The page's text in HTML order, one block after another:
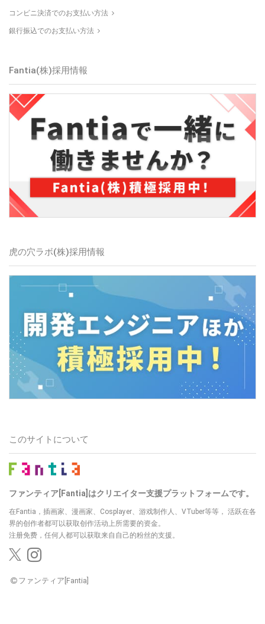
コンビニ決済でのお支払い方法
銀行振込でのお支払い方法
Fantia(株)採用情報
虎の穴ラボ(株)採用情報
このサイトについて
ファンティア[Fantia]はクリエイター支援プラットフォームです。
在Fantia，插画家、漫画家、Cosplayer、游戏制作人、VTuber等等， 活跃在各
界的创作者都可以获取创作活动上所需要的资金。
注册免费，任何人都可以获取来自自己的粉丝的支援。
ファンティア[Fantia]